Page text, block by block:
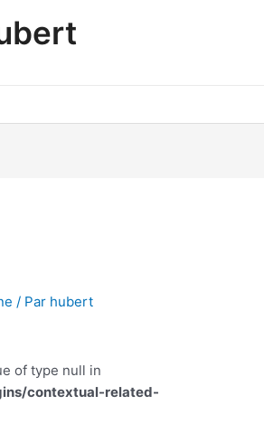
/ Par hubert
of type null in
contextual-related-